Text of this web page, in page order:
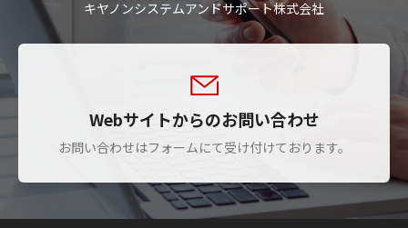
キヤノンシステムアンドサポート株式会社
Webサイトからのお問い合わせ
お問い合わせはフォームにて受け付けております。